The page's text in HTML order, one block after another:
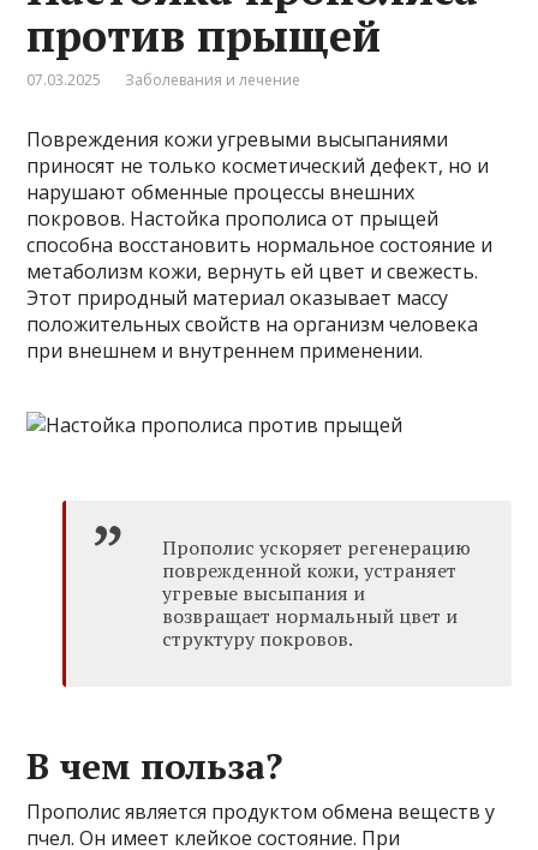
против прыщей
07.03.2025 Заболевания и лечение
Повреждения кожи угревыми высыпаниями
приносят не только косметический дефект, но и
нарушают обменные процессы внешних
покровов. Настойка прополиса от прыщей
способна восстановить нормальное состояние и
метаболизм кожи, вернуть ей цвет и свежесть.
Этот природный материал оказывает массу
положительных свойств на организм человека
при внешнем и внутреннем применении.
Прополис ускоряет регенерацию
поврежденной кожи, устраняет
угревые высыпания и
возвращает нормальный цвет и
структуру покровов.
В чем польза?
Прополис является продуктом обмена веществ у
пчел. Он имеет клейкое состояние. При